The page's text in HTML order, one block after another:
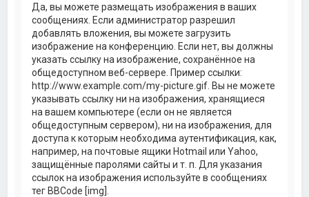
Да, вы можете размещать изображения в ваших
сообщениях. Если администратор разрешил
добавлять вложения, вы можете загрузить
изображение на конференцию. Если нет, вы должны
указать ссылку на изображение, сохранённое на
общедоступном веб-сервере. Пример ссылки:
http://www.example.com/my-picture.gif. Вы не можете
указывать ссылку ни на изображения, хранящиеся
на вашем компьютере (если он не является
общедоступным сервером), ни на изображения, для
доступа к которым необходима аутентификация, как,
например, на почтовые ящики Hotmail или Yahoo,
защищённые паролями сайты и т. п. Для указания
ссылок на изображения используйте в сообщениях
тег BBCode [img].